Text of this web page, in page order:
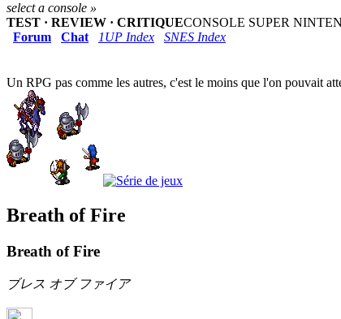
select a console »
TEST · REVIEW · CRITIQUECONSOLE SUPER
Forum
Chat 1UP Index SNES Index
Un RPG pas comme les autres, c'est le moins que l'on pouvait
Breath of Fire
Breath of Fire
ブレス オブ ファイア